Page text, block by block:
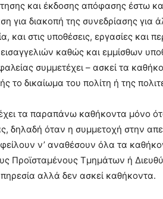
και έκδοσης απόφασης έστω
για διακοπή της συνεδρίασης για
και στις υποθέσεις, εργασίες και
εισαγγελιών καθώς και εμμίσθων
συμμετέχει – ασκεί τα
δικαίωμα του πολίτη ή της
τα παραπάνω καθήκοντα μόνο
δηλαδή όταν η συμμετοχή στην
ν’ αναθέσουν όλα τα
Προϊσταμένους Τμημάτων ή
αλλά δεν ασκεί καθήκοντα.